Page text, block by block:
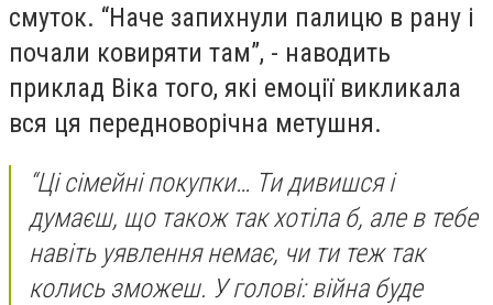
смуток. “Наче запихнули палицю в рану і
почали ковиряти там”, - наводить
приклад Віка того, які емоції викликала
вся ця передноворічна метушня.
“Ці сімейні покупки… Ти дивишся і
думаєш, що також так хотіла б, але в тебе
навіть уявлення немає, чи ти теж так
колись зможеш. У голові: війна буде